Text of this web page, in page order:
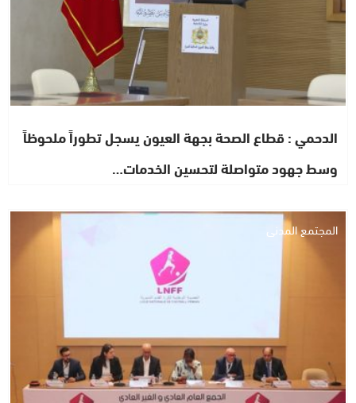
الدحمي : قطاع الصحة بجهة العيون يسجل تطوراً ملحوظاً
وسط جهود متواصلة لتحسين الخدمات…
المجتمع المدني